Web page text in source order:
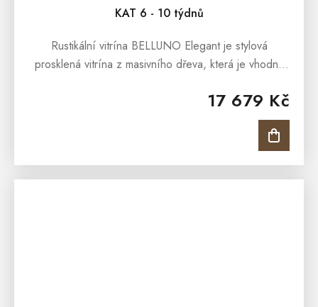
KAT 6 - 10 týdnů
17 679 Kč
Rustikální vitrína BELLUNO Elegant je stylová
prosklená vitrína z masivního dřeva, která je vhodná
Interiéry obohatí, oslní...